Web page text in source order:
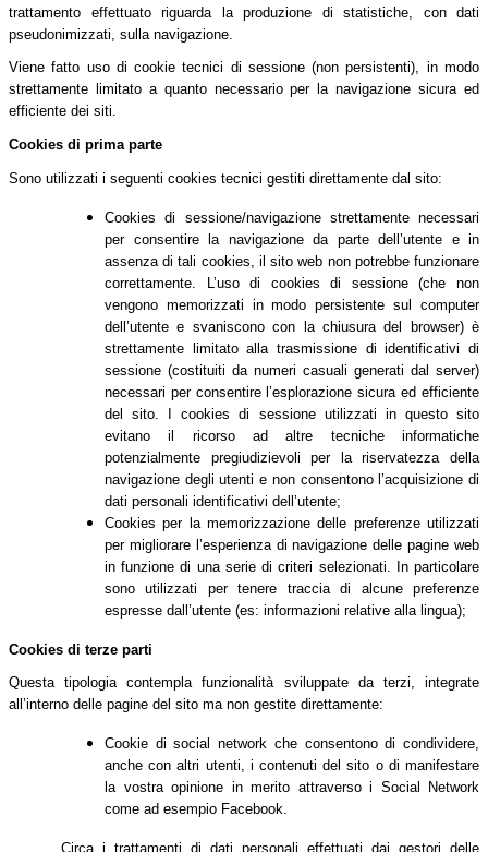
trattamento effettuato riguarda la produzione di statistiche, con dati
pseudonimizzati, sulla navigazione.
Viene fatto uso di cookie tecnici di sessione (non persistenti), in modo
strettamente limitato a quanto necessario per la navigazione sicura ed
efficiente dei siti.
Cookies di prima parte
Sono utilizzati i seguenti cookies tecnici gestiti direttamente dal sito:
Cookies di sessione/navigazione strettamente necessari
per consentire la navigazione da parte dell’utente e in
assenza di tali cookies, il sito web non potrebbe funzionare
correttamente. L’uso di cookies di sessione (che non
vengono memorizzati in modo persistente sul computer
dell’utente e svaniscono con la chiusura del browser) è
strettamente limitato alla trasmissione di identificativi di
sessione (costituiti da numeri casuali generati dal server)
necessari per consentire l’esplorazione sicura ed efficiente
del sito. I cookies di sessione utilizzati in questo sito
evitano il ricorso ad altre tecniche informatiche
potenzialmente pregiudizievoli per la riservatezza della
navigazione degli utenti e non consentono l’acquisizione di
dati personali identificativi dell’utente;
Cookies per la memorizzazione delle preferenze utilizzati
per migliorare l’esperienza di navigazione delle pagine web
in funzione di una serie di criteri selezionati. In particolare
sono utilizzati per tenere traccia di alcune preferenze
espresse dall’utente (es: informazioni relative alla lingua);
Cookies di terze parti
Questa tipologia contempla funzionalità sviluppate da terzi, integrate
all’interno delle pagine del sito ma non gestite direttamente:
Cookie di social network che consentono di condividere,
anche con altri utenti, i contenuti del sito o di manifestare
la vostra opinione in merito attraverso i Social Network
come ad esempio Facebook.
Circa i trattamenti di dati personali effettuati dai gestori delle